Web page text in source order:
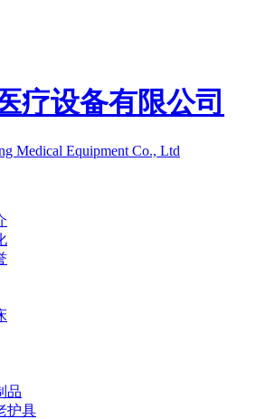
疗设备有限公司
Medical Equipment Co., Ltd
品
护具